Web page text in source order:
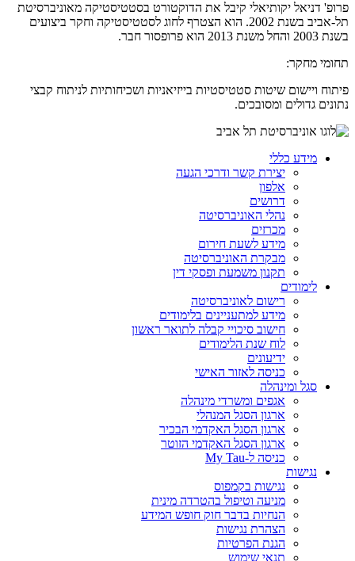
פרופ' דניאל יקותיאלי קיבל את הדוקטורט בסטטיסטיקה מאוניברסיטת
תל-אביב בשנת 2002. הוא הצטרף לחוג לסטטיסטיקה וחקר ביצועים
בשנת 2003 והחל משנת 2013 הוא פרופסור חבר.
תחומי מחקר:
פיתוח ויישום שיטות סטטיסטיות בייזיאניות ושכיחותיות לניתוח קבצי
נתונים גדולים ומסובכים.
מידע כללי
יצירת קשר ודרכי הגעה
אלפון
דרושים
נהלי האוניברסיטה
מכרזים
מידע לשעת חירום
מבקרת האוניברסיטה
תקנון משמעת ופסקי דין
לימודים
רישום לאוניברסיטה
מידע למתעניינים בלימודים
חישוב סיכויי קבלה לתואר ראשון
לוח שנת הלימודים
ידיעונים
כניסה לאזור האישי
סגל ומינהלה
אגפים ומשרדי מינהלה
ארגון הסגל המנהלי
ארגון הסגל האקדמי הבכיר
ארגון הסגל האקדמי הזוטר
כניסה ל-My Tau
נגישות
נגישות בקמפוס
מניעה וטיפול בהטרדה מינית
הנחיות בדבר חוק חופש המידע
הצהרת נגישות
הגנת הפרטיות
תנאי שימוש